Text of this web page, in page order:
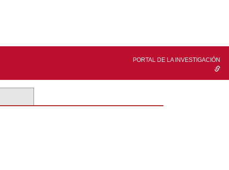
PORTAL DE LA INVESTIGACIÓN